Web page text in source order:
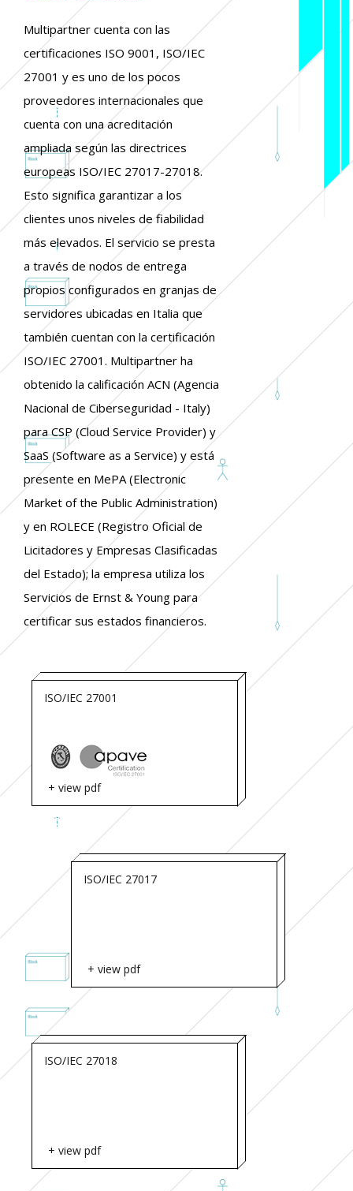
Multipartner cuenta con las
certificaciones ISO 9001, ISO/IEC
27001 y es uno de los pocos
proveedores internacionales que
cuenta con una acreditación
ampliada según las directrices
europeas ISO/IEC 27017-27018.
Esto significa garantizar a los
clientes unos niveles de fiabilidad
más elevados. El servicio se presta
a través de nodos de entrega
propios configurados en granjas de
servidores ubicadas en Italia que
también cuentan con la certificación
ISO/IEC 27001. Multipartner ha
obtenido la calificación ACN (Agencia
Nacional de Ciberseguridad - Italy)
para CSP (Cloud Service Provider) y
SaaS (Software as a Service) y está
presente en MePA (Electronic
Market of the Public Administration)
y en ROLECE (Registro Oficial de
Licitadores y Empresas Clasificadas
del Estado); la empresa utiliza los
Servicios de Ernst & Young para
certificar sus estados financieros.
ISO/IEC 27001
+ view pdf
ISO/IEC 27017
+ view pdf
ISO/IEC 27018
+ view pdf